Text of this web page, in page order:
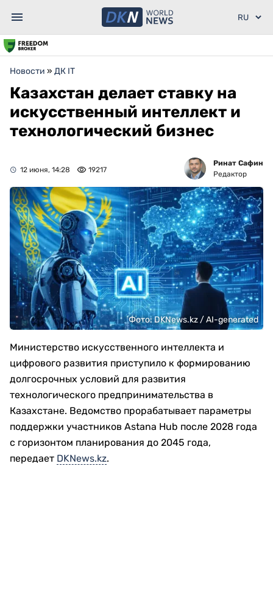
Новости » ДК IT
Казахстан делает ставку на
искусственный интеллект и
технологический бизнес
12 июня, 14:28 19217
Ринат Сафин
Редактор
Фото: DKNews.kz / AI-generated
Министерство искусственного интеллекта и
цифрового развития приступило к формированию
долгосрочных условий для развития
технологического предпринимательства в
Казахстане. Ведомство прорабатывает параметры
поддержки участников Astana Hub после 2028 года
с горизонтом планирования до 2045 года,
передает DKNews.kz.